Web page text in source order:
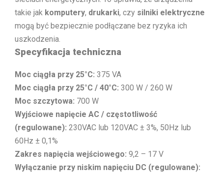
takie jak komputery, drukarki, czy silniki elektryczne
mogą być bezpiecznie podłączane bez ryzyka ich
uszkodzenia.
Specyfikacja techniczna
Moc ciągła przy 25°C: 375 VA
Moc ciągła przy 25°C / 40°C: 300 W / 260 W
Moc szczytowa: 700 W
Wyjściowe napięcie AC / częstotliwość
(regulowane): 230VAC lub 120VAC ± 3%, 50Hz lub
60Hz ± 0,1%
Zakres napięcia wejściowego: 9,2 – 17 V
Wyłączanie przy niskim napięciu DC (regulowane):